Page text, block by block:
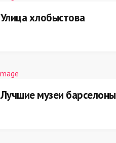
Улица хлобыстова
Лучшие музеи барселоны